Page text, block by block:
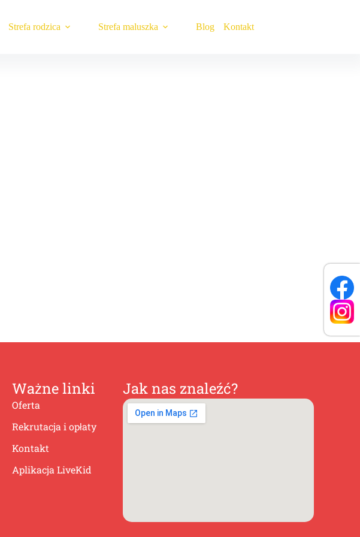
Strefa rodzica Strefa maluszka Blog Kontakt
Ważne linki
Oferta
Rekrutacja i opłaty
Kontakt
Aplikacja LiveKid
Jak nas znaleźć?